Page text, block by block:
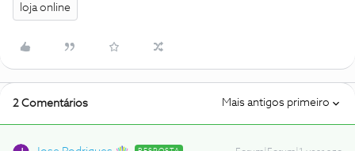
loja online
2 Comentários Mais antigos primeiro